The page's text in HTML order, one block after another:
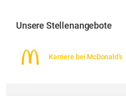
Unsere Stellenangebote
Karriere bei McDonald's